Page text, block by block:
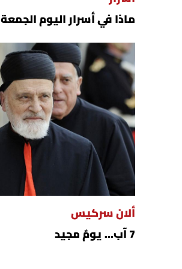
ماذا في أسرار اليوم الجمعة 07-08-2026؟
ألان سركيس
7 آب... يومٌ مجيد